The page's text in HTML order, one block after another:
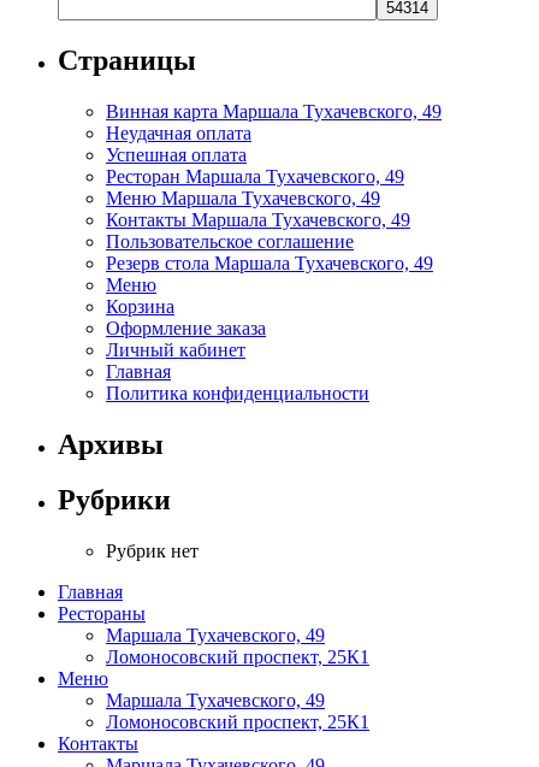
Страницы
Винная карта Маршала Тухачевского, 49
Неудачная оплата
Успешная оплата
Ресторан Маршала Тухачевского, 49
Меню Маршала Тухачевского, 49
Контакты Маршала Тухачевского, 49
Пользовательское соглашение
Резерв стола Маршала Тухачевского, 49
Меню
Корзина
Оформление заказа
Личный кабинет
Главная
Политика конфиденциальности
Архивы
Рубрики
Рубрик нет
Главная
Рестораны
Маршала Тухачевского, 49
Ломоносовский проспект, 25К1
Меню
Маршала Тухачевского, 49
Ломоносовский проспект, 25К1
Контакты